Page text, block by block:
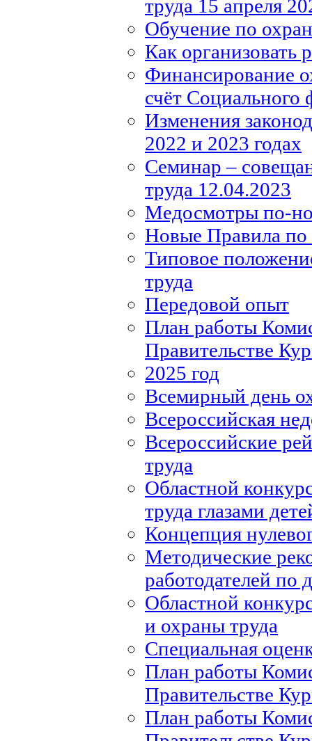
труда 15 апреля
Обучение по
Как организовать
Финансирование
счёт Социального
Изменения
2022 и 2023 годах
Семинар –
труда 12.04.2023
Медосмотры по-
Новые Правила по
Типовое
труда
Передовой опыт
План работы
Правительстве
2025 год
Всемирный день
Всероссийская
Всероссийские
труда
Областной
труда глазами
Концепция
Методические
работодателей по
Областной
и охраны труда
Специальная
План работы
Правительстве
План работы